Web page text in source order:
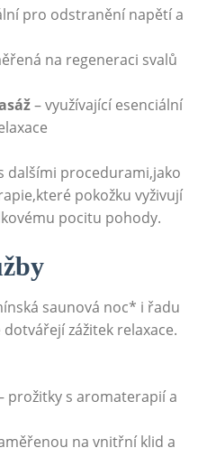
⁢pro ⁢odstranění ⁣napětí a⁣
na​ regeneraci svalů
– využívající esenciální
dalšími⁤ procedurami,jako
pokožku ​vyživují
pocitu pohody.
saunová ⁣noc* i ⁣řadu
zážitek⁢ relaxace.
prožitky s⁣ aromaterapií ​a‌
⁤na vnitřní klid a‌